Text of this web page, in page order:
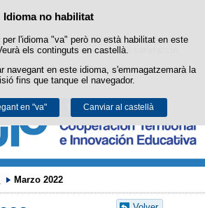
Política de cookies
pròpies per a facilitar la navegació i
a obtindre estadístiques d'ús i satisfacció.
en l'apartat "Cookies" del nostreavís
legal.
Rebutjar
Idioma no habilitat
l'idioma "va" però no està habilitat en este
els continguts en castellà.
navegant en este idioma, s'emmagatzemarà la
fins que tanque el navegador.
en "va" Canviar al castellà
Passar al contingut
Marzo 2022